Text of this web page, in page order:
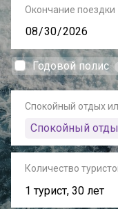
Окончание поездки
Годовой полис
Спокойный отдых
Спокойный
Количество
1 турист, 30 лет